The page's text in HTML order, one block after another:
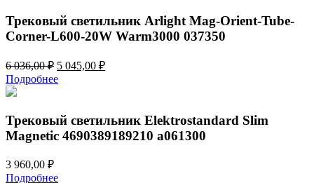
036,00 ₽.
Трековый светильник Arlight Mag-Orient-Tube-
Corner-L600-20W Warm3000 037350
6 036,00₽ Первоначальная
цена
составляла
036,00 ₽.
5 045,00 ₽Текущая
Подробнее
Трековый светильник Elektrostandard Slim
Magnetic 4690389189210 a061300
3 960,00 ₽
Подробнее